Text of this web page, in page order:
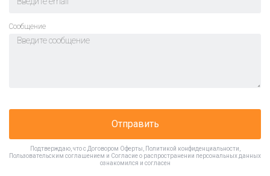
Cообщение
Отправить
Подтверждаю, что с Договором Оферты Политикой конфиденциальности
Пользовательским соглашением и Согласие о распространении персональных данных
ознакомился и согласен